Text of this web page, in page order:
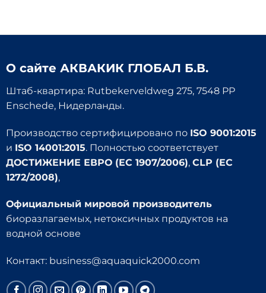
О сайте АКВАКИК ГЛОБАЛ Б.В.
Штаб-квартира: Rutbekerveldweg 275, 7548 PP
Enschede, Нидерланды.
Производство сертифицировано по ISO 9001:2015
и ISO 14001:2015. Полностью соответствует
ДОСТИЖЕНИЕ ЕВРО (EC 1907/2006), CLP (EC
1272/2008),
Официальный мировой производитель
биоразлагаемых, нетоксичных продуктов на
водной основе
Контакт: business@aquaquick2000.com